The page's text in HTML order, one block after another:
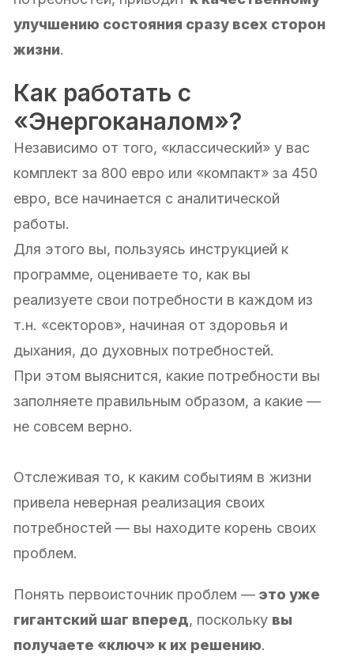
улучшению состояния сразу всех сторон
жизни.
Как работать с
«Энергоканалом»?
Независимо от того, «классический» у вас
комплект за 800 евро или «компакт» за 450
евро, все начинается с аналитической
работы.
Для этого вы, пользуясь инструкцией к
программе, оцениваете то, как вы
реализуете свои потребности в каждом из
т.н. «секторов», начиная от здоровья и
дыхания, до духовных потребностей.
При этом выяснится, какие потребности вы
заполняете правильным образом, а какие —
не совсем верно.
Отслеживая то, к каким событиям в жизни
привела неверная реализация своих
потребностей — вы находите корень своих
проблем.
Понять первоисточник проблем — это уже
гигантский шаг вперед, поскольку вы
получаете «ключ» к их решению.